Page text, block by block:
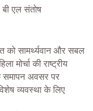
एल संतोष
को सामर्थ्यवान और सबल
मोर्चा की राष्ट्रीय
समापन अवसर पर
व्यवस्था के लिए